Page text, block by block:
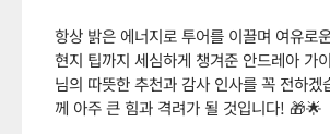
항상 밝은 에너지로 투어를 이끌며 여유로
현지 팁까지 세심하게 챙겨준 안드레아 가
님의 따뜻한 추천과 감사 인사를 꼭 전하겠
께 아주 큰 힘과 격려가 될 것입니다! 🎁🌟